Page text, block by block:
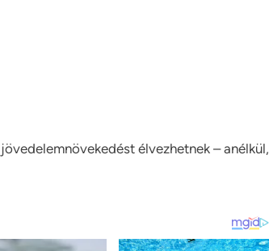
élvezhetnek – anélkül,